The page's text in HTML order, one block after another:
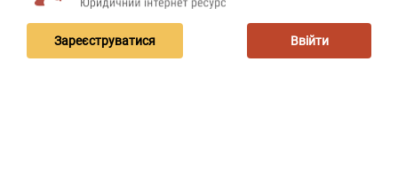
Зареєструватися Ввійти